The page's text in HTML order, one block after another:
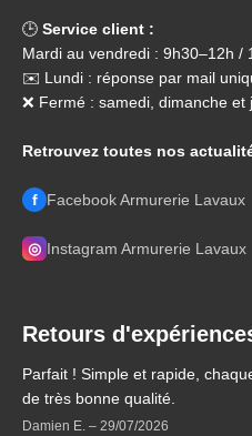
🕒 Service client :
Mardi au vendredi : 9h30–12h /
✉️ Lundi : réponse par mail
❌ Fermé : samedi, dimanche et
Retrouvez toutes nos
f Facebook Armurerie Lavaux
◎ Instagram Armurerie Lavaux
Retours
Parfait ! Simple et rapide,
de très bonne qualité.
Damien E. – 29/07/2026